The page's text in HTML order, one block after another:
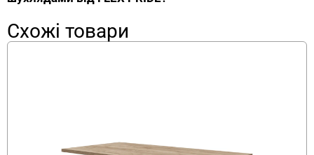
подряпин, ударів та прогинання навіть при
Стіл для двох співробітників з шухлядами
Схожі товари